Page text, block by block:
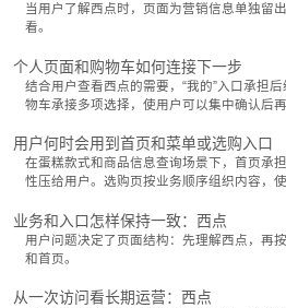
当用户了解西点时，页面为营销信息单独留
看。
个人页面和购物车如何连接下一步
结合用户查看西点的需要，“我的”入口承担
物车承接多项选择，使用户可以集中确认后再
用户何时会用到首页和菜单或选购入口
在蛋糕款式和商品信息查询场景下，首页承
性压给用户。选购页按业务顺序组织内容，
业务和入口怎样保持一致：西点
用户问题决定了页面结构：先理解西点，再
和首页。
从一次访问看长期运营：西点